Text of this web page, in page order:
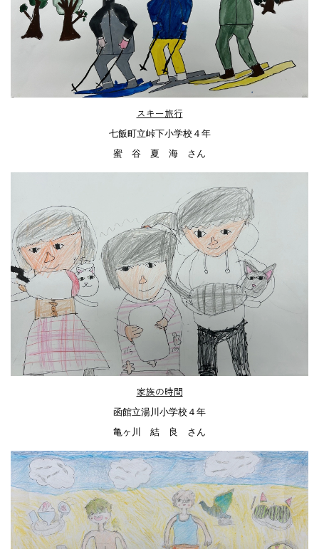
スキー旅行
七飯町立峠下小学校４年
蜜 谷 夏 海 さん
家族の時間
函館立湯川小学校４年
亀ヶ川 結 良 さん